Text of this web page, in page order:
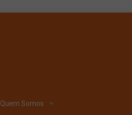
Quem Somos